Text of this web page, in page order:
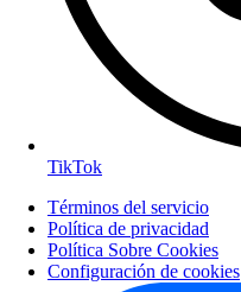
TikTok
Términos del servicio
Política de privacidad
Política Sobre Cookies
Configuración de cookies